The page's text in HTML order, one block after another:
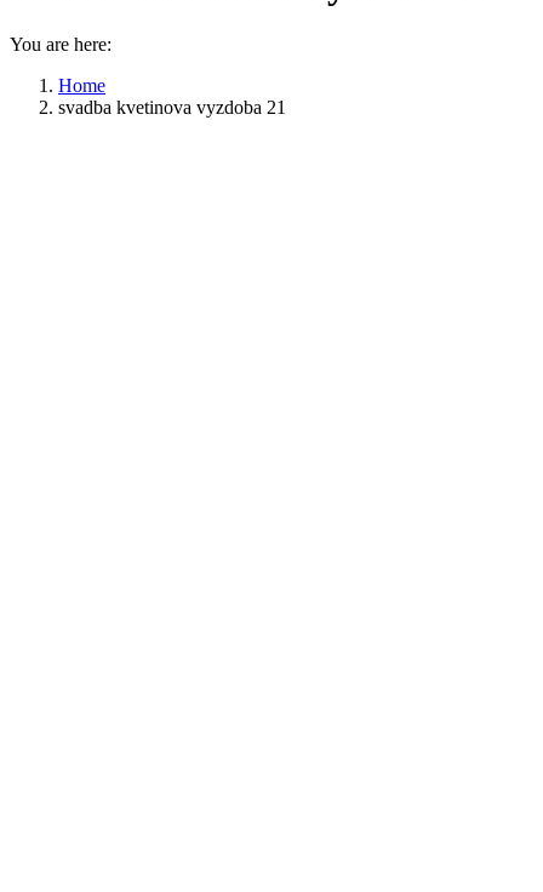
You are here:
Home
svadba kvetinova vyzdoba 21